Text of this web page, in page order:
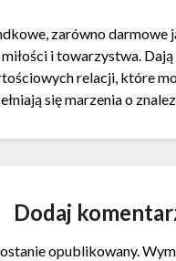
zarówno darmowe
i towarzystwa.
relacji, które
się marzenia o
Dodaj
opublikowany.